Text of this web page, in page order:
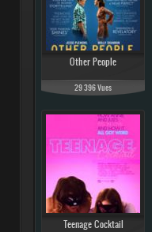
Other People
29 396 Vues
Teenage Cocktail